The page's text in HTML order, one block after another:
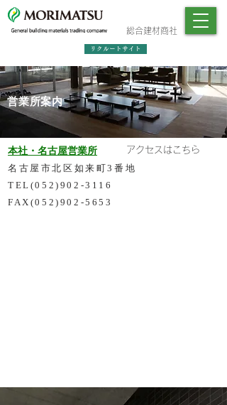
総合建材商社
リクルートサイト
営業所案内
本社・名古屋営業所
名古屋市北区如来町3番地
TEL(052)902-3116
FAX(052)902-5653
アクセスはこちら